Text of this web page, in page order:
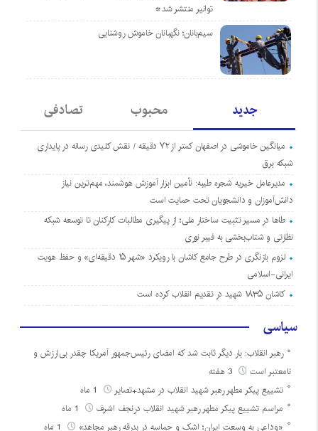
توانیر منتشر شد*
سیم‌بانان؛ نگهبانان خاموش روشنایی
جدید محبوب تصادفی
میانگین خاموشی در اصفهان کمتر از ۷۲ دقیقه / نقش کلیدی رسانه در پایداری
شبکه برق
مدیرعامل خیریه شجره طیبه: تأمین ابزار آموزش هوشمند، مهم‌ترین نیاز
دانش‌آموزان و دانشجویان تحت حمایت است
طاها در مسیر تثبیت ساختار ملی؛ از پیگیری مطالبات کارکنان تا توسعه شبکه
نظارتی و شتاب‌بخشی به فیبر نوری
لزوم بازنگری در طرح جامع کاشان با رویکرد «شهر ۱۵ دقیقه‌ای» و حفظ هویت
ایرانی-اسلامی
کاشان ۱۸۳۵ شهید در تقدیم انقلاب کرده است
سیاسی
رهبر انقلاب: بار دیگر ثابت شد که امضای رئیس‌جمهور آمریکا چقدر بی‌ارزش و
نامعتبر است
3 هفته
تشییع پیکر مطهر رهبر شهید انقلاب در مشهد+تصایر
مراسم تشییع پیکر مطهر رهبر شهید انقلاب درنجف اشرف
«وداعی به وسعت ایران؛ اشک و حماسه در بدرقه رهبر مجاهد»